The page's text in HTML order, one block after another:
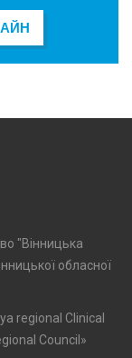
"Вінницька
обласної
regional Clinical
Council»